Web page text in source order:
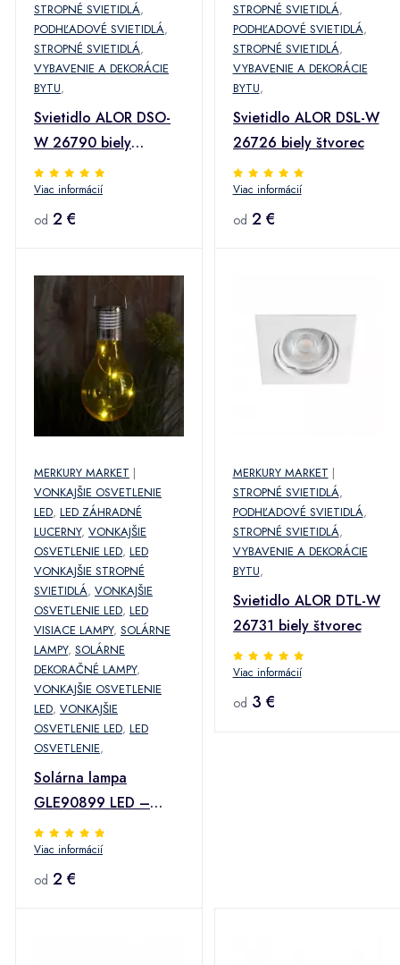
STROPNÉ SVIETIDLÁ,
PODHĽADOVÉ SVIETIDLÁ,
STROPNÉ SVIETIDLÁ,
VYBAVENIE A DEKORÁCIE
BYTU,
Svietidlo ALOR DSO-
W 26790 biely
okrúhle
Viac informácií
od 2 €
STROPNÉ SVIETIDLÁ,
PODHĽADOVÉ SVIETIDLÁ,
STROPNÉ SVIETIDLÁ,
VYBAVENIE A DEKORÁCIE
BYTU,
Svietidlo ALOR DSL-W
26726 biely štvorec
Viac informácií
od 2 €
MERKURY MARKET |
VONKAJŠIE OSVETLENIE
LED, LED ZÁHRADNÉ
LUCERNY, VONKAJŠIE
OSVETLENIE LED, LED
VONKAJŠIE STROPNÉ
SVIETIDLÁ, VONKAJŠIE
OSVETLENIE LED, LED
VISIACE LAMPY, SOLÁRNE
LAMPY, SOLÁRNE
DEKORAČNÉ LAMPY,
VONKAJŠIE OSVETLENIE
LED, VONKAJŠIE
OSVETLENIE LED, LED
OSVETLENIE,
Solárna lampa
GLE90899 LED –
METAL, D: 8cm, H:
15cm
Viac informácií
od 2 €
MERKURY MARKET |
STROPNÉ SVIETIDLÁ,
PODHĽADOVÉ SVIETIDLÁ,
STROPNÉ SVIETIDLÁ,
VYBAVENIE A DEKORÁCIE
BYTU,
Svietidlo ALOR DTL-W
26731 biely štvorec
Viac informácií
od 3 €